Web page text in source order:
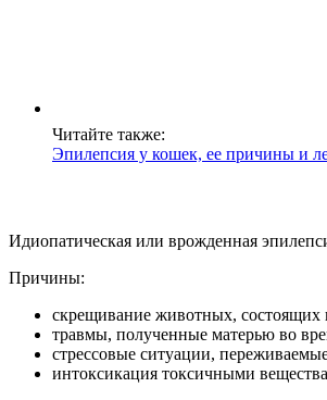
Читайте также:
Эпилепсия у кошек, ее причины и
Идиопатическая или врожденная
Причины:
скрещивание животных, состоящих
травмы, полученные матерью во
стрессовые ситуации,
интоксикация токсичными